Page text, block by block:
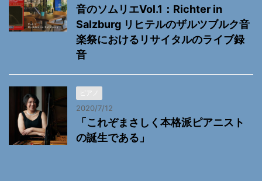
音のソムリエVol.1：Richter in
Salzburg リヒテルのザルツブルク音
楽祭におけるリサイタルのライブ録
音
ピアノ
2020/7/12
「これぞまさしく本格派ピアニスト
の誕生である」